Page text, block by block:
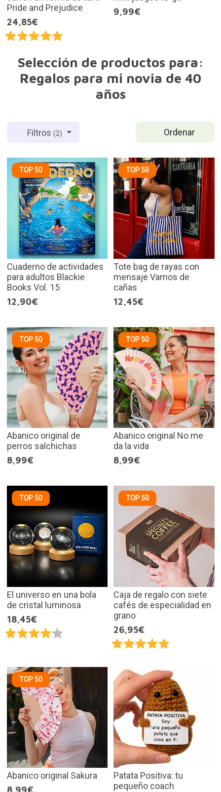
Pride and Prejudice
24,85€
9,99€
Selección de productos para:
Regalos para mi novia de 40
años
Ordenar
Filtros(2)
TOP 50
Cuaderno de actividades
para adultos Blackie
Books Vol. 15
12,90€
TOP 50
Tote bag de rayas con
mensaje Vamos de
cañas
12,45€
TOP 50
Abanico original de
perros salchichas
8,99€
TOP 50
Abanico original No me
da la vida
8,99€
TOP 50
El universo en una bola
de cristal luminosa
18,45€
TOP 50
Caja de regalo con siete
cafés de especialidad en
grano
26,95€
TOP 50
Abanico original Sakura
Patata Positiva: tu
pequeño coach